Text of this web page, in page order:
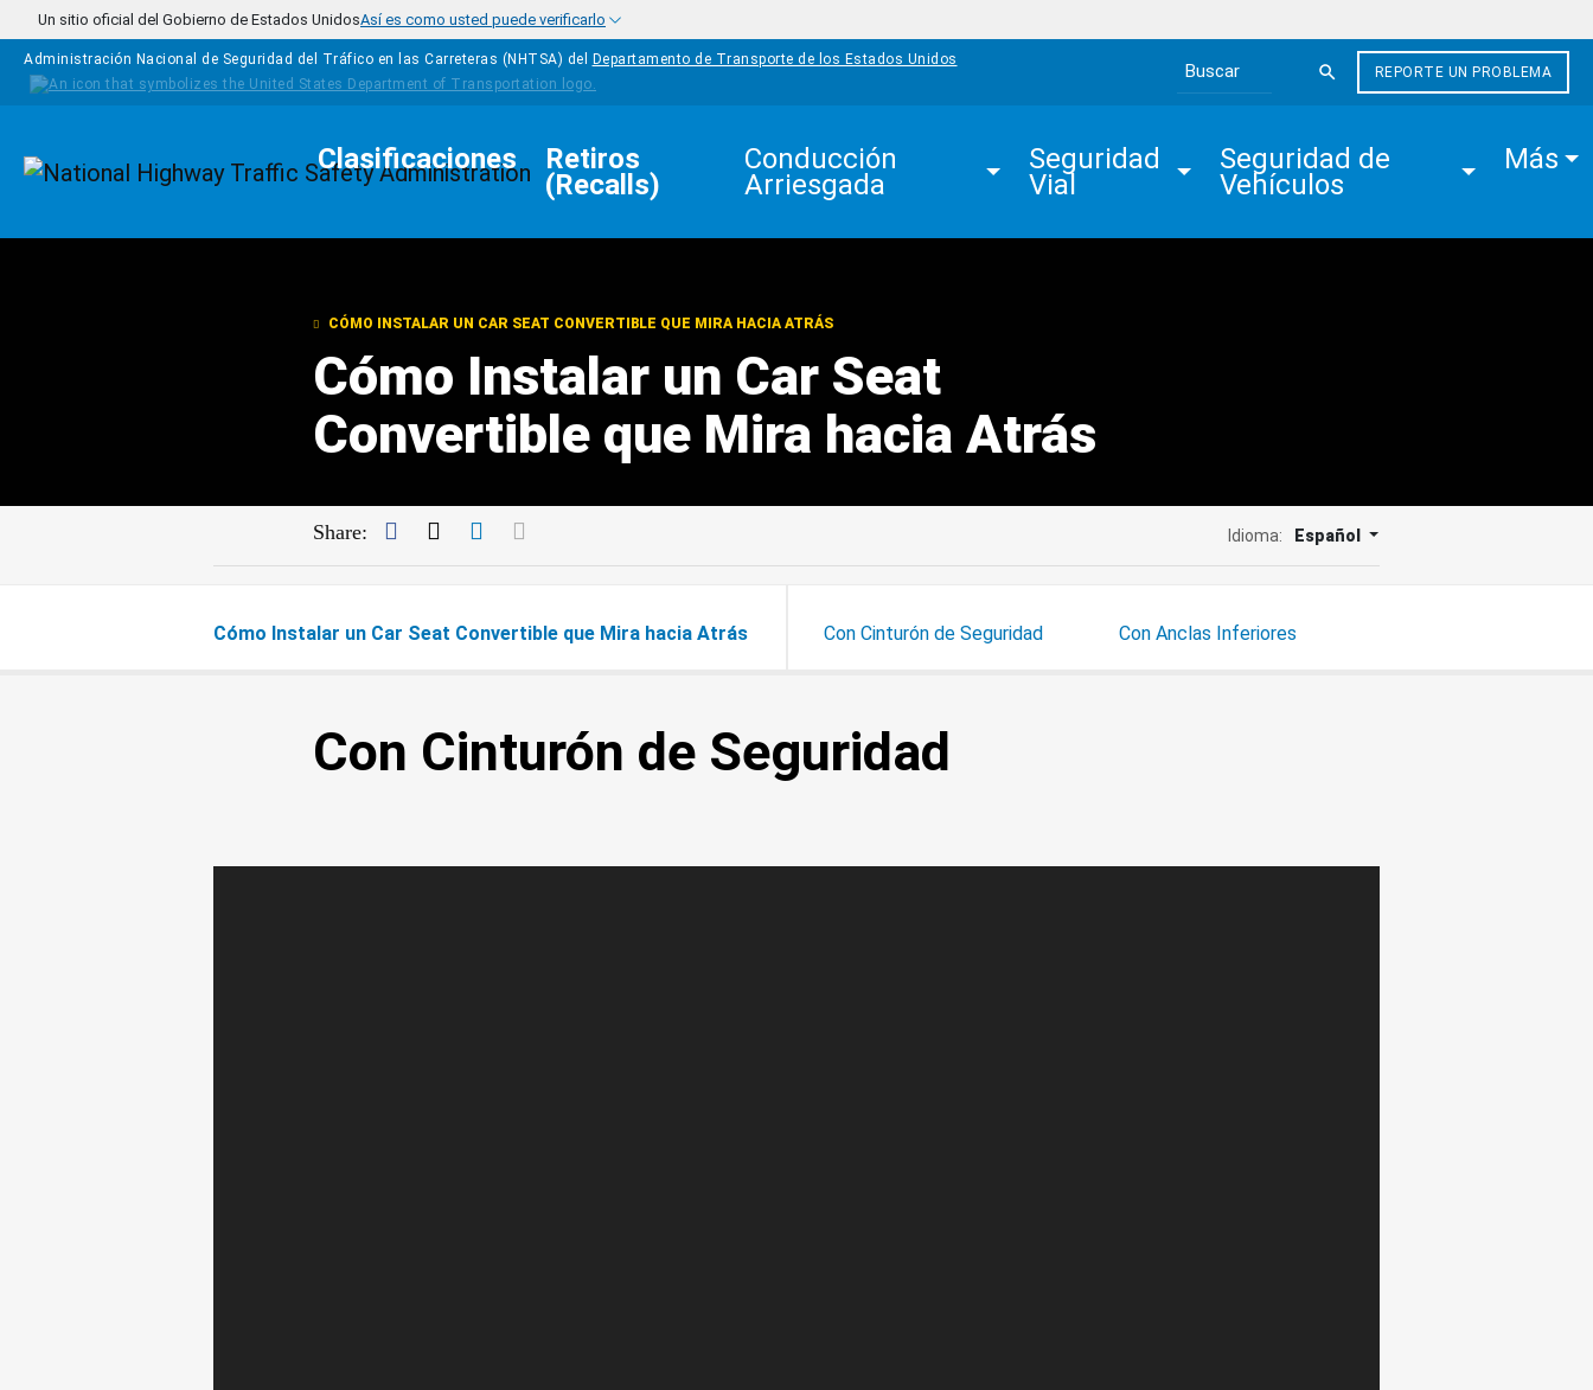
Pasar al contenido principal
Un sitio oficial del Gobierno de Estados UnidosAsí es como usted puede verificarlo
Administración Nacional de Seguridad del Tráfico en las Carreteras (NHTSA) del
Departamento de Transporte de los Estados Unidos
Search the site
REPORTE UN PROBLEMA
Homepage
Clasificaciones Retiros
(Recalls)
Conducción
Arriesgada
Seguridad
Vial
Seguridad de
Vehículos
Más
CÓMO INSTALAR UN CAR SEAT CONVERTIBLE QUE MIRA HACIA ATRÁS
Cómo Instalar un Car Seat
Convertible que Mira hacia Atrás
Idioma: Español
Share: Facebook
TwitterLinkedIn
Cómo Instalar un Car Seat Convertible que Mira hacia Atrás Con Cinturón de Seguridad Con Anclas Inferiores
Con Cinturón de Seguridad